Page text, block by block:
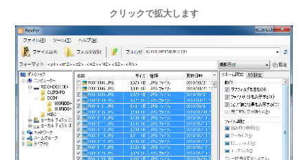
クリックで拡大します